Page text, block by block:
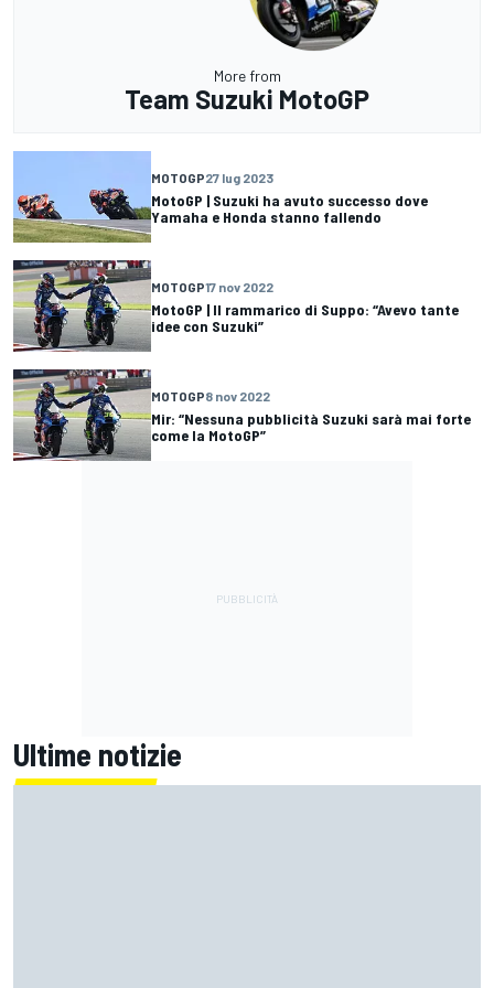
More from
Team Suzuki MotoGP
MOTOGP27 lug 2023
MotoGP | Suzuki ha avuto successo dove
Yamaha e Honda stanno fallendo
MOTOGP17 nov 2022
MotoGP | Il rammarico di Suppo: “Avevo tante
idee con Suzuki”
MOTOGP8 nov 2022
Mir: “Nessuna pubblicità Suzuki sarà mai forte
come la MotoGP”
Ultime notizie